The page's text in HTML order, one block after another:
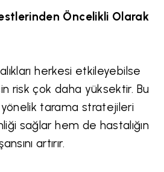
Öncelikli Olarak
herkesi etkileyebilse
risk çok daha yüksektir. Bu
tarama stratejileri
sağlar hem de hastalığın
artırır.